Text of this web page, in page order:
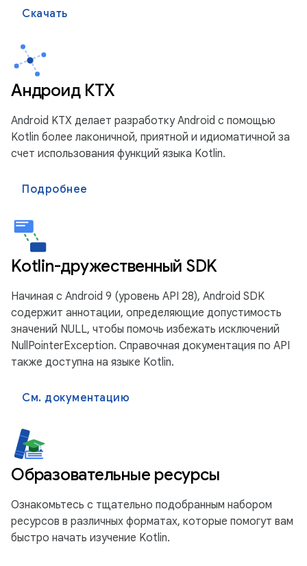
Скачать
Андроид КТХ
Android KTX делает разработку Android с помощью
Kotlin более лаконичной, приятной и идиоматичной за
счет использования функций языка Kotlin.
Подробнее
Kotlin-дружественный SDK
Начиная с Android 9 (уровень API 28), Android SDK
содержит аннотации, определяющие допустимость
значений NULL, чтобы помочь избежать исключений
NullPointerException. Справочная документация по API
также доступна на языке Kotlin.
См. документацию
Образовательные ресурсы
Ознакомьтесь с тщательно подобранным набором
ресурсов в различных форматах, которые помогут вам
быстро начать изучение Kotlin.